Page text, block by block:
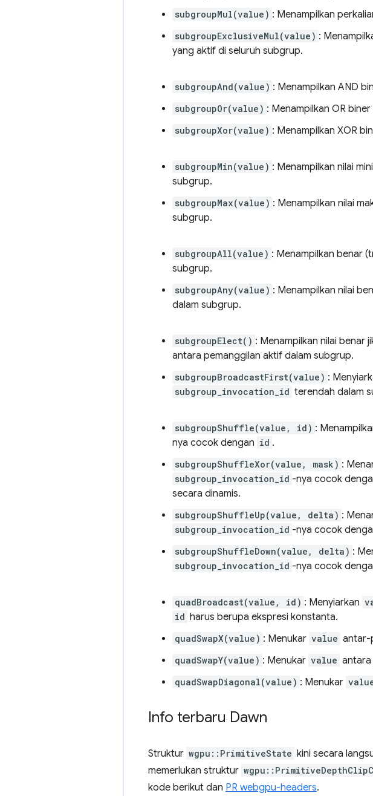
subgroupMul(value) : Menampilkan
subgroupExclusiveMul(value) :
yang aktif di seluruh subgrup.
subgroupAnd(value) : Menampilkan AND
subgroupOr(value) : Menampilkan OR
subgroupXor(value) : Menampilkan XOR
subgroupMin(value) : Menampilkan nilai
subgrup.
subgroupMax(value) : Menampilkan nilai
subgrup.
subgroupAll(value) : Menampilkan benar
subgrup.
subgroupAny(value) : Menampilkan nilai
dalam subgrup.
subgroupElect() : Menampilkan nilai benar
antara pemanggilan aktif dalam subgrup.
subgroupBroadcastFirst(value) :
subgroup_invocation_id terendah dalam
subgroupShuffle(value, id) :
nya cocok dengan id .
subgroupShuffleXor(value, mask) :
subgroup_invocation_id -nya cocok
secara dinamis.
subgroupShuffleUp(value, delta) :
subgroup_invocation_id -nya cocok
subgroupShuffleDown(value, delta) :
subgroup_invocation_id -nya cocok
quadBroadcast(value, id) : Menyiarkan
id harus berupa ekspresi konstanta.
quadSwapX(value) : Menukar value antar-
quadSwapY(value) : Menukar value antara
quadSwapDiagonal(value) : Menukar
Info terbaru Dawn
Struktur wgpu::PrimitiveState kini secara
memerlukan struktur
kode berikut dan PR webgpu-headers.